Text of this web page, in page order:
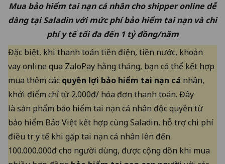
Mua bảo hiểm tai nạn cá nhân cho shipper online dễ
dàng tại Saladin với mức phí bảo hiểm tai nạn và chi
phí y tế tối đa đến 1 tỷ đồng/năm
Đặc biệt, khi thanh toán tiền điện, tiền nước, khoản
vay online qua ZaloPay hằng tháng, bạn có thể kết hợp
mua thêm các quyền lợi bảo hiểm tai nạn cá nhân,
khởi điểm chỉ từ 2.000đ/ hóa đơn thanh toán. Đây
là sản phẩm bảo hiểm tai nạn cá nhân độc quyền từ
bảo hiểm Bảo Việt kết hợp cùng Saladin, hỗ trợ chi phí
điều trị y tế khi gặp tai nạn cá nhân lên đến
100.000.000đ cho người dùng, được cộng dồn khi mua